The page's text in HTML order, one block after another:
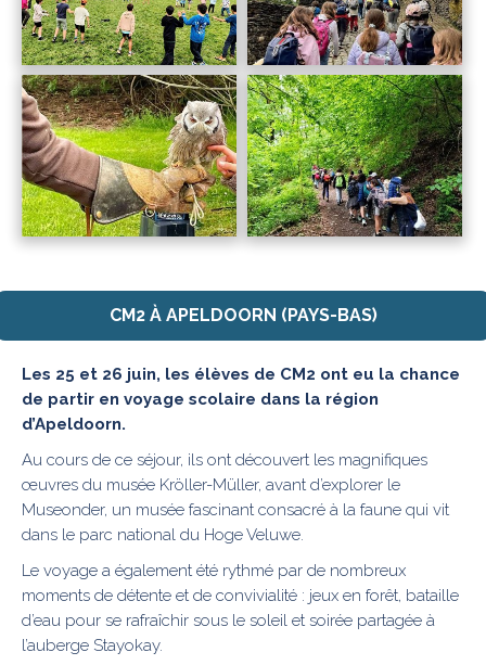
CM2 À APELDOORN (PAYS-BAS)
Les 25 et 26 juin, les élèves de CM2 ont eu la chance
de partir en voyage scolaire dans la région
d’Apeldoorn.
Au cours de ce séjour, ils ont découvert les magnifiques
œuvres du musée Kröller-Müller, avant d’explorer le
Museonder, un musée fascinant consacré à la faune qui vit
dans le parc national du Hoge Veluwe.
Le voyage a également été rythmé par de nombreux
moments de détente et de convivialité : jeux en forêt, bataille
d’eau pour se rafraîchir sous le soleil et soirée partagée à
l’auberge Stayokay.